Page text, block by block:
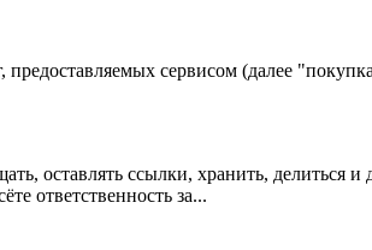
предоставляемых сервисом (далее
оставлять ссылки, хранить,
ответственность за...